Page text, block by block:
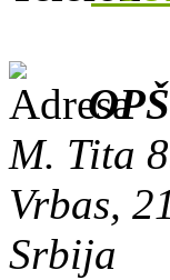
M. Tita
Vrbas,
Srbija